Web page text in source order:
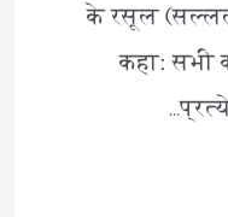
के रसूल
कहा: सभी